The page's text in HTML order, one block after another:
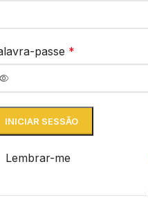
passe *
INICIAR SESSÃO
Lembrar-me